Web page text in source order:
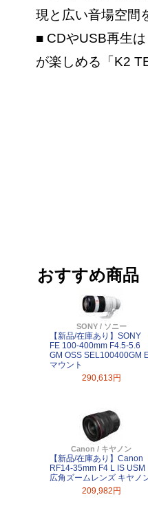
現と広い音場空間
■ CDやUSB再生
が楽しめる「K2
おすすめ商品
SONY / ソニー
【新品/在庫あり】SONY
FE 100-400mm F4.5-5.6
GM OSS SEL100400GM
マウント
290,613円
Canon / キヤノン
【新品/在庫あり】Canon
RF14-35mm F4 L IS USM
広角ズームレンズ キヤノ
209,982円